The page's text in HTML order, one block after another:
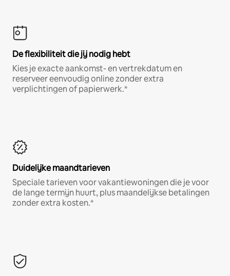
De flexibiliteit die jij nodig hebt
Kies je exacte aankomst- en vertrekdatum en
reserveer eenvoudig online zonder extra
verplichtingen of papierwerk.*
Duidelijke maandtarieven
Speciale tarieven voor vakantiewoningen die je voor
de lange termijn huurt, plus maandelijkse betalingen
zonder extra kosten.*